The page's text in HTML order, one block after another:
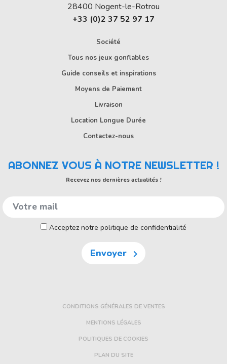
28400 Nogent-le-Rotrou
+33 (0)2 37 52 97 17
Société
Tous nos jeux gonflables
Guide conseils et inspirations
Moyens de Paiement
Livraison
Location Longue Durée
Contactez-nous
ABONNEZ VOUS À NOTRE NEWSLETTER !
Recevez nos dernières actualités !
Acceptez notre politique de confidentialité
Envoyer 
CONDITIONS GÉNÉRALES DE VENTES
MENTIONS LÉGALES
POLITIQUES DE COOKIES
PLAN DU SITE